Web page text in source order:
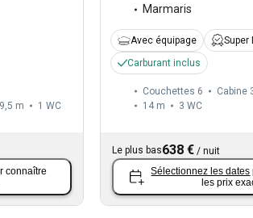
9,5 m 1 WC
connaître
Marmaris
Avec équipage
Super
Carburant inclus
Couchettes 6 Cabine
14 m
3 WC
Le plus bas638 €/ nuit
Sélectionnez les dates
les prix